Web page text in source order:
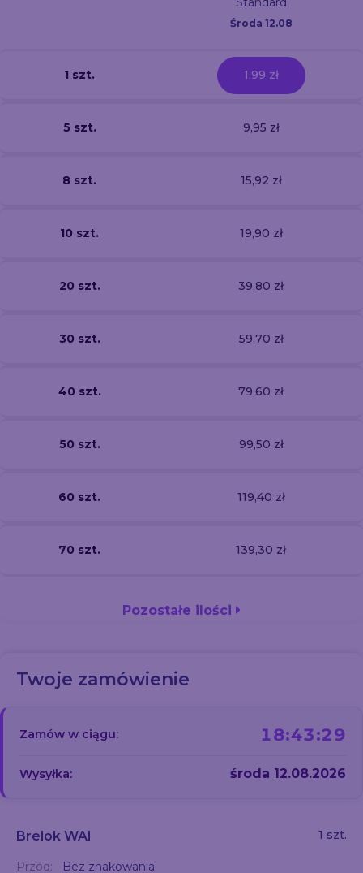
Środa 12.08
1 szt. 1,99 zł
5 szt. 9,95 zł
8 szt. 15,92 zł
10 szt. 19,90 zł
20 szt. 39,80 zł
30 szt. 59,70 zł
40 szt. 79,60 zł
50 szt. 99,50 zł
60 szt. 119,40 zł
70 szt. 139,30 zł
Pozostałe ilości
Twoje zamówienie
Zamów w ciągu: 18:43:29
Wysyłka: środa 12.08.2026
Brelok WAI 1 szt.
Przód: Bez znakowania